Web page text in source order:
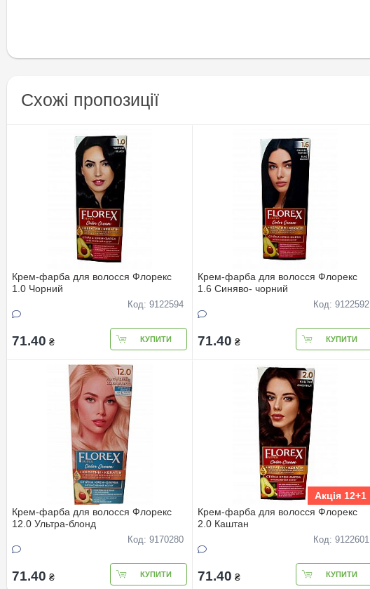
Схожі пропозиції
Крем-фарба для волосся Флорекс
1.0 Чорний
Код: 9122594
71.40 ₴ КУПИТИ
Крем-фарба для волосся Флорекс
1.6 Cиняво- чорний
Код: 9122592
71.40 ₴ КУПИТИ
Крем-фарба для волосся Флорекс
12.0 Ультра-блонд
Код: 9170280
71.40 ₴ КУПИТИ
Акція 12+1
Крем-фарба для волосся Флорекс
2.0 Каштан
Код: 9122601
71.40 ₴ КУПИТИ